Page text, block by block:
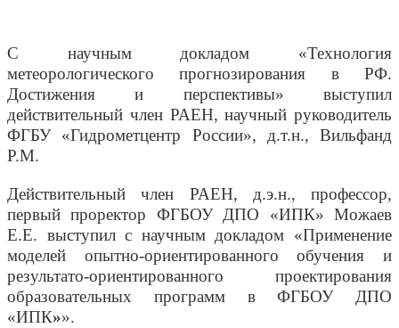
С научным докладом «Технология
метеорологического прогнозирования в РФ.
Достижения и перспективы» выступил
действительный член РАЕН, научный руководитель
ФГБУ «Гидрометцентр России», д.т.н., Вильфанд
Р.М.
Действительный член РАЕН, д.э.н., профессор,
первый проректор ФГБОУ ДПО «ИПК» Можаев
Е.Е. выступил с научным докладом «Применение
моделей опытно-ориентированного обучения и
результато-ориентированного проектирования
образовательных программ в ФГБОУ ДПО
«ИПК»».